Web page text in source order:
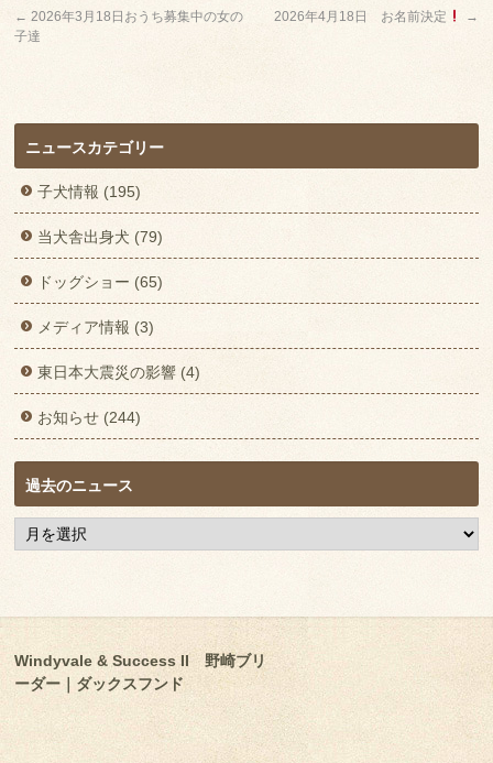
← 2026年3月18日おうち募集中の女の
子達
2026年4月18日 お名前決定 →
ニュースカテゴリー
子犬情報 (195)
当犬舎出身犬 (79)
ドッグショー (65)
メディア情報 (3)
東日本大震災の影響 (4)
お知らせ (244)
過去のニュース
過
去
の
ー
Windyvale & Success II 野崎ブリ
ーダー｜ダックスフンド